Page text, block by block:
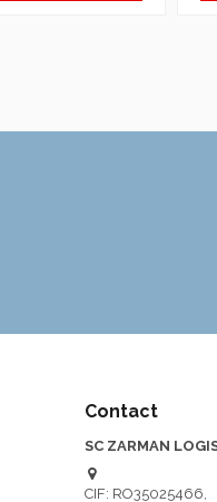
Contact
SC ZARMAN
CIF: RO35025466,